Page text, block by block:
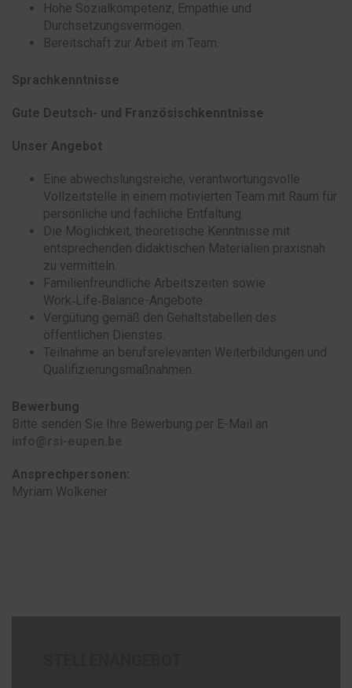
Hohe Sozialkompetenz, Empathie und
Durchsetzungsvermögen.
Bereitschaft zur Arbeit im Team.
Sprachkenntnisse
Gute Deutsch- und Französischkenntnisse
Unser Angebot
Eine abwechslungsreiche, verantwortungsvolle
Vollzeitstelle in einem motivierten Team mit Raum für
persönliche und fachliche Entfaltung.
Die Möglichkeit, theoretische Kenntnisse mit
entsprechenden didaktischen Materialien praxisnah
zu vermitteln.
Familienfreundliche Arbeitszeiten sowie
Work‑Life‑Balance-Angebote.
Vergütung gemäß den Gehaltstabellen des
öffentlichen Dienstes.
Teilnahme an berufsrelevanten Weiterbildungen und
Qualifizierungsmaßnahmen.
Bewerbung
Bitte senden Sie Ihre Bewerbung per E-Mail an
Ansprechpersonen:
Myriam Wolkener